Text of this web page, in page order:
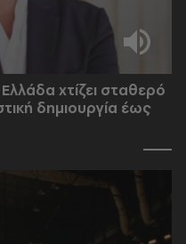
χτίζει σταθερό
δημιουργία έως